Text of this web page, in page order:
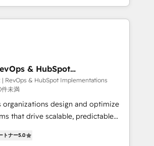
and close more business, by
way). ⭐️ Here's more info:
an integrator. With over 115
automation, growth, revops,
(We focus on EMEA - USA
& HubSpot
RevOps & HubSpot Implementations
件未満
organizations design and optimize
that drive scalable, predictable
in both strategic RevOps
トナー5.0